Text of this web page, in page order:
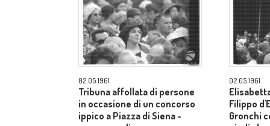
02.05.1961
Tribuna affollata di persone
in occasione di un concorso
ippico a Piazza di Siena -
02.05.1961
Filippo
Gronchi